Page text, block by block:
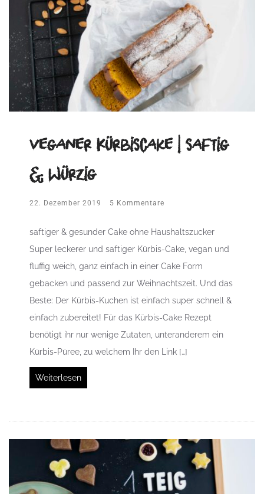
veganer Kürbiscake | saftig
& würzig
22. Dezember 2019 5 Kommentare
saftiger & gesunder Cake ohne Haushaltszucker
Super leckerer und saftiger Kürbis-Cake, vegan und
fluffig weich, ganz einfach in einer Cake Form
gebacken und passend zur Weihnachtszeit. Und das
Beste: Der Kürbis-Kuchen ist einfach super schnell &
einfach zubereitet! Für das Kürbis-Cake Rezept
benötigt ihr nur wenige Zutaten, unteranderem ein
Kürbis-Püree, zu welchem Ihr den Link […]
Weiterlesen